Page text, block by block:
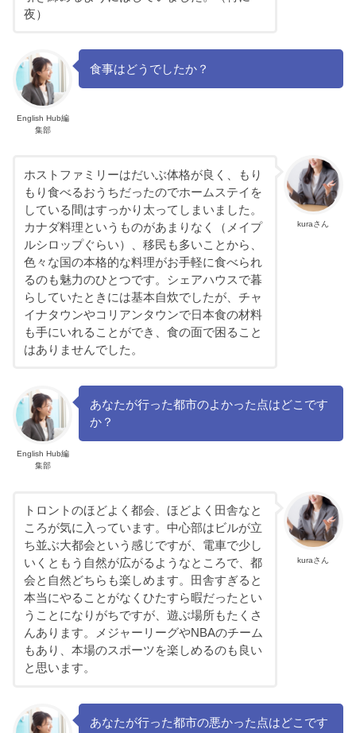
夜）
English Hub編
集部
食事はどうでしたか？
kuraさん
ホストファミリーはだいぶ体格が良く、もり
もり食べるおうちだったのでホームステイを
している間はすっかり太ってしまいました。
カナダ料理というものがあまりなく（メイプ
ルシロップぐらい）、移民も多いことから、
色々な国の本格的な料理がお手軽に食べられ
るのも魅力のひとつです。シェアハウスで暮
らしていたときには基本自炊でしたが、チャ
イナタウンやコリアンタウンで日本食の材料
も手にいれることができ、食の面で困ること
はありませんでした。
English Hub編
集部
あなたが行った都市のよかった点はどこです
か？
kuraさん
トロントのほどよく都会、ほどよく田舎なと
ころが気に入っています。中心部はビルが立
ち並ぶ大都会という感じですが、電車で少し
いくともう自然が広がるようなところで、都
会と自然どちらも楽しめます。田舎すぎると
本当にやることがなくひたすら暇だったとい
うことになりがちですが、遊ぶ場所もたくさ
んあります。メジャーリーグやNBAのチーム
もあり、本場のスポーツを楽しめるのも良い
と思います。
あなたが行った都市の悪かった点はどこです